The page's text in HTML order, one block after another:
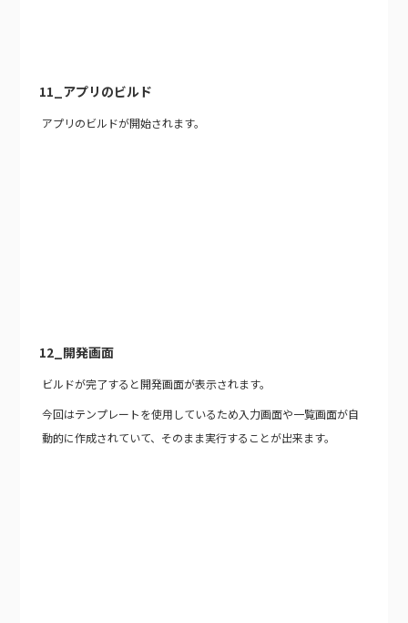
11_アプリのビルド
アプリのビルドが開始されます。
12_開発画面
ビルドが完了すると開発画面が表示されます。
今回はテンプレートを使用しているため入力画面や一覧画面が自
動的に作成されていて、そのまま実行することが出来ます。